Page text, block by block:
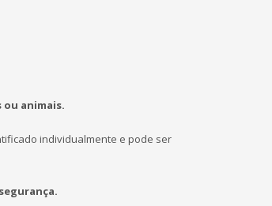
animais.
individualmente e pode ser